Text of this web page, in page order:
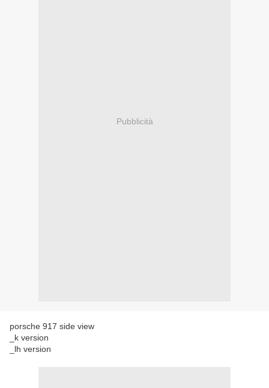
Pubblicità
porsche 917 side view
_k version
_lh version